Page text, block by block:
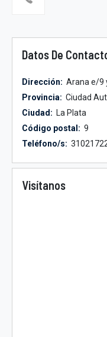
Datos De
Dirección: Arana e/9
Provincia: Ciudad
Ciudad: La Plata
Código postal: 9
Teléfono/s:
Visítanos